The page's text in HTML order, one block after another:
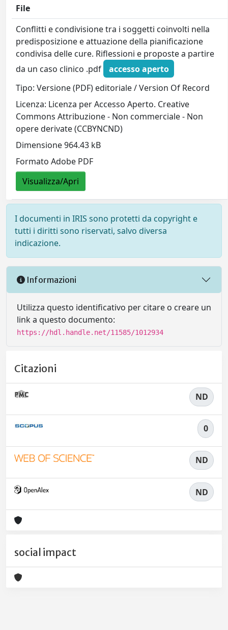
File
Conflitti e condivisione tra i soggetti coinvolti nella
predisposizione e attuazione della pianificazione
condivisa delle cure. Riflessioni e proposte a partire
da un caso clinico .pdf
accesso aperto
Tipo: Versione (PDF) editoriale / Version Of Record
Licenza: Licenza per Accesso Aperto. Creative
Commons Attribuzione - Non commerciale - Non
opere derivate (CCBYNCND)
Dimensione 964.43 kB
Formato Adobe PDF
Visualizza/Apri
I documenti in IRIS sono protetti da copyright e
tutti i diritti sono riservati, salvo diversa
indicazione.
Informazioni
Utilizza questo identificativo per citare o creare un
link a questo documento:
https://hdl.handle.net/11585/1012934
Citazioni
ND
0
ND
ND
social impact